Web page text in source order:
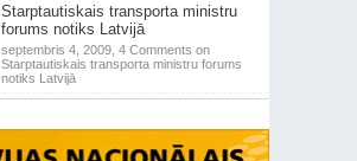
Starptautiskais transporta ministru
forums notiks Latvijā
septembris 4, 2009, 4 Comments on
Starptautiskais transporta ministru forums
notiks Latvijā